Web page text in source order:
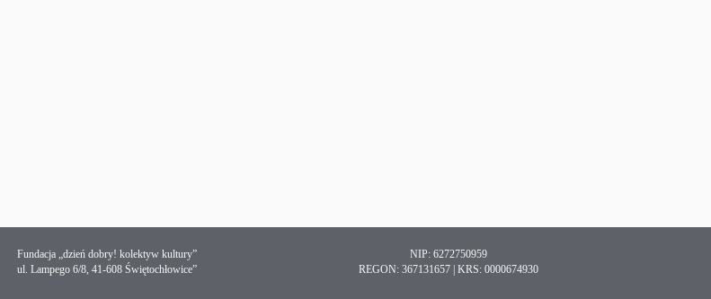
Fundacja „dzień dobry! kolektyw kultury”
ul. Lampego 6/8, 41-608 Świętochłowice”
NIP: 6272750959
REGON: 367131657 | KRS: 0000674930